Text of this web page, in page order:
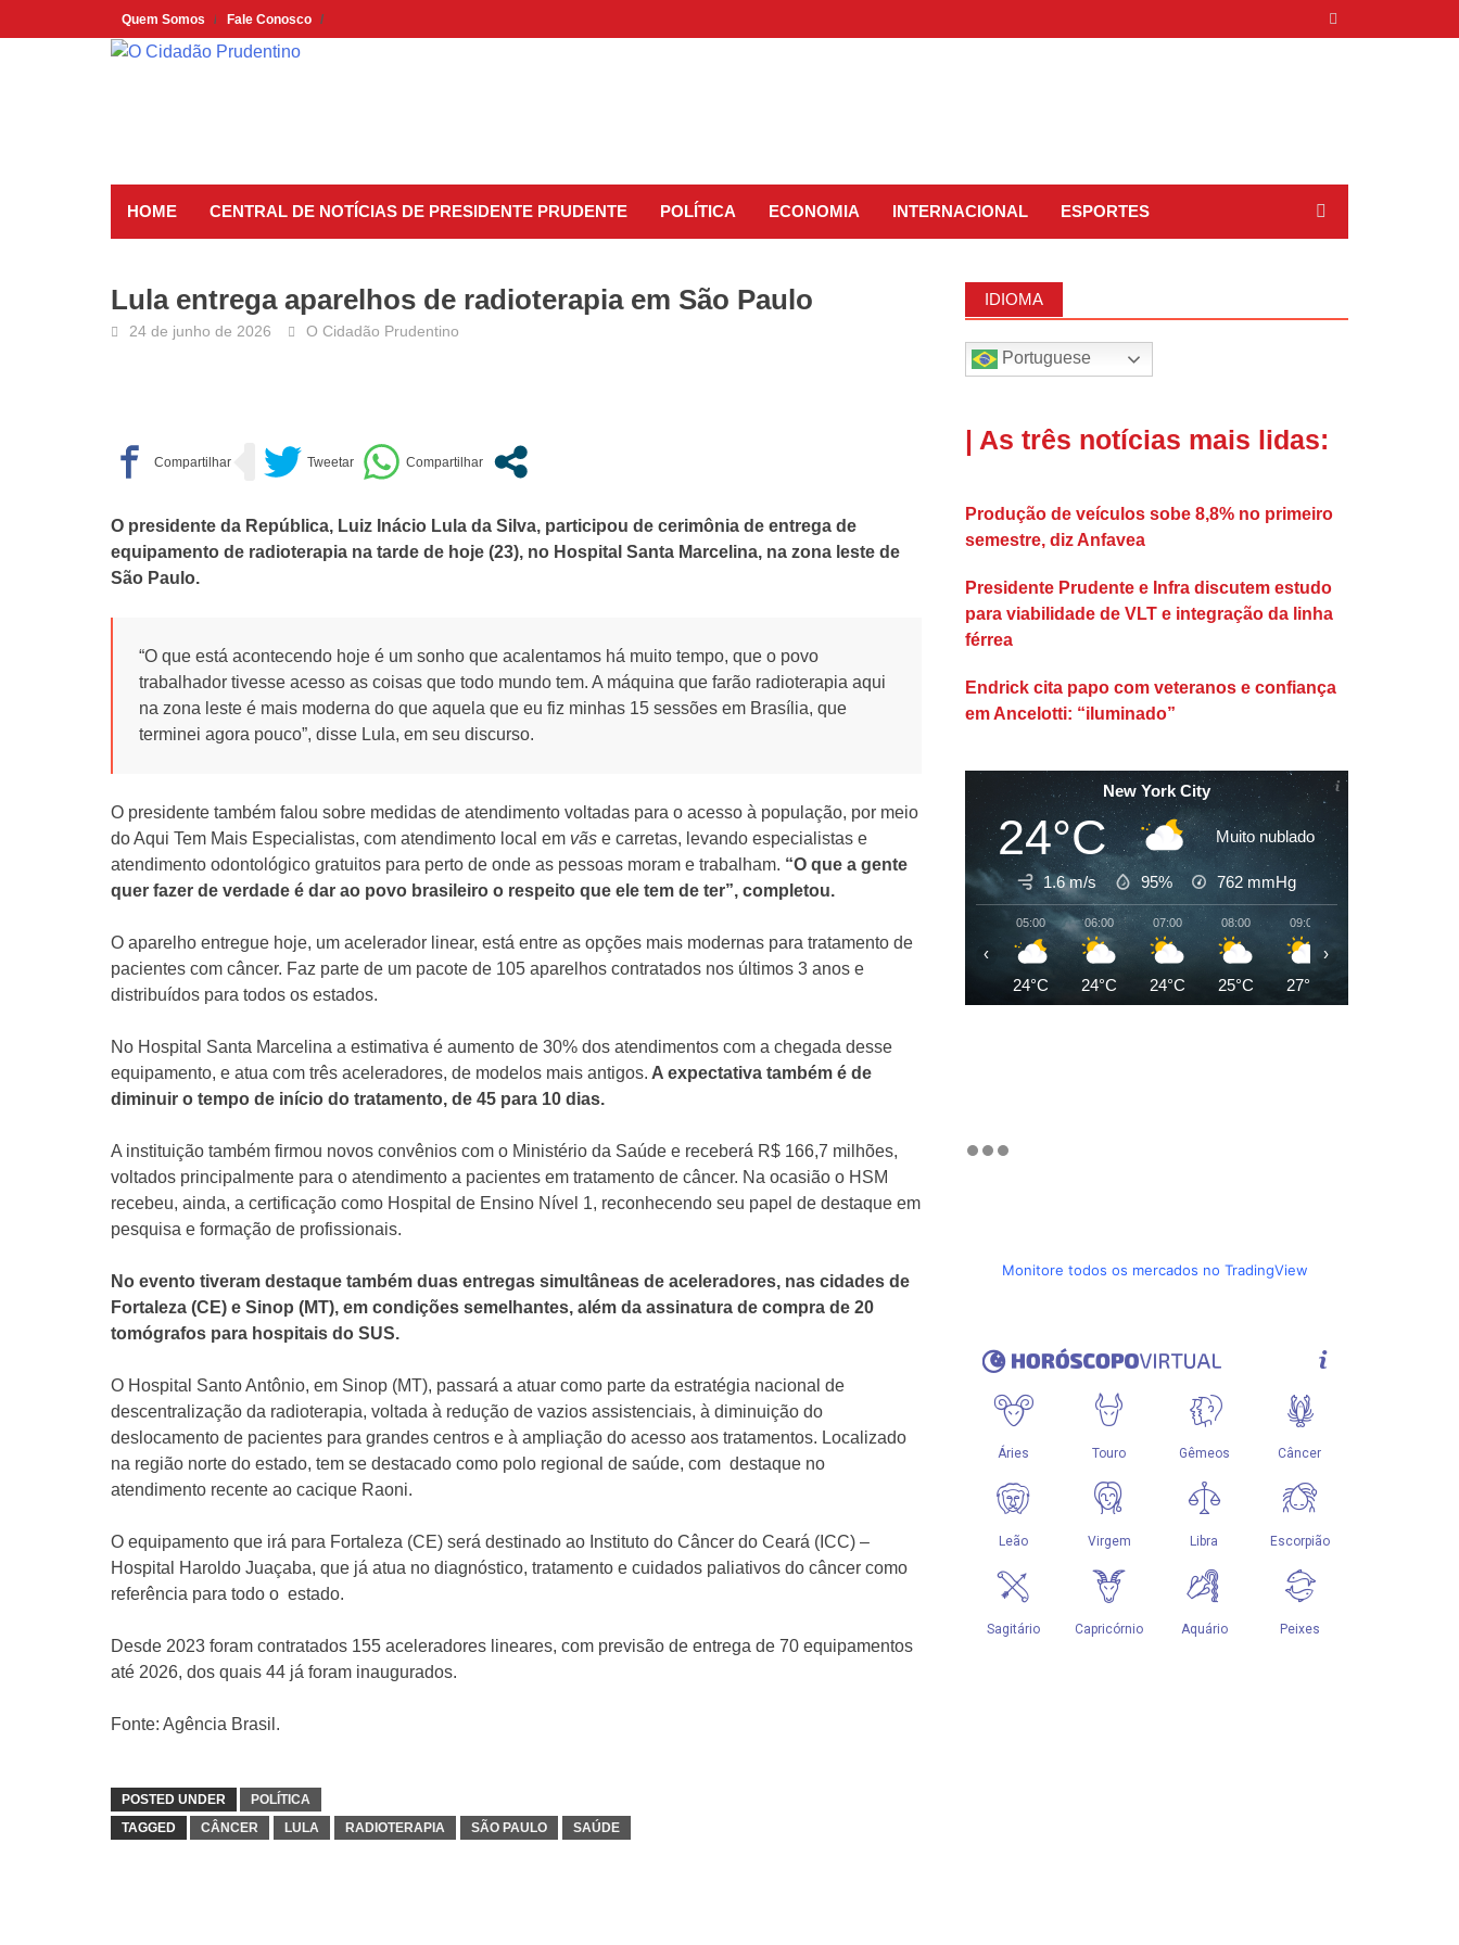
to
Quem Somos Fale Conosco
HOME CENTRAL DE NOTÍCIAS DE PRESIDENTE PRUDENTE POLÍTICA ECONOMIA INTERNACIONAL ESPORTES
Lula entrega aparelhos de radioterapia em São Paulo
24 de junho de 2026 O Cidadão Prudentino
O presidente da República, Luiz Inácio Lula da Silva, participou de cerimônia de entrega de
equipamento de radioterapia na tarde de hoje (23), no Hospital Santa Marcelina, na zona leste de
São Paulo.
“O que está acontecendo hoje é um sonho que acalentamos há muito tempo, que o povo
trabalhador tivesse acesso as coisas que todo mundo tem. A máquina que farão radioterapia aqui
na zona leste é mais moderna do que aquela que eu fiz minhas 15 sessões em Brasília, que
terminei agora pouco”, disse Lula, em seu discurso.
O presidente também falou sobre medidas de atendimento voltadas para o acesso à população, por meio
do Aqui Tem Mais Especialistas, com atendimento local em vãs e carretas, levando especialistas e
atendimento odontológico gratuitos para perto de onde as pessoas moram e trabalham. “O que a gente
quer fazer de verdade é dar ao povo brasileiro o respeito que ele tem de ter”, completou.
O aparelho entregue hoje, um acelerador linear, está entre as opções mais modernas para tratamento de
pacientes com câncer. Faz parte de um pacote de 105 aparelhos contratados nos últimos 3 anos e
distribuídos para todos os estados.
No Hospital Santa Marcelina a estimativa é aumento de 30% dos atendimentos com a chegada desse
equipamento, e atua com três aceleradores, de modelos mais antigos. A expectativa também é de
diminuir o tempo de início do tratamento, de 45 para 10 dias.
A instituição também firmou novos convênios com o Ministério da Saúde e receberá R$ 166,7 milhões,
voltados principalmente para o atendimento a pacientes em tratamento de câncer. Na ocasião o HSM
recebeu, ainda, a certificação como Hospital de Ensino Nível 1, reconhecendo seu papel de destaque em
pesquisa e formação de profissionais.
No evento tiveram destaque também duas entregas simultâneas de aceleradores, nas cidades de
Fortaleza (CE) e Sinop (MT), em condições semelhantes, além da assinatura de compra de 20
tomógrafos para hospitais do SUS.
O Hospital Santo Antônio, em Sinop (MT), passará a atuar como parte da estratégia nacional de
descentralização da radioterapia, voltada à redução de vazios assistenciais, à diminuição do
deslocamento de pacientes para grandes centros e à ampliação do acesso aos tratamentos. Localizado
na região norte do estado, tem se destacado como polo regional de saúde, com destaque no
atendimento recente ao cacique Raoni.
O equipamento que irá para Fortaleza (CE) será destinado ao Instituto do Câncer do Ceará (ICC) –
Hospital Haroldo Juaçaba, que já atua no diagnóstico, tratamento e cuidados paliativos do câncer como
referência para todo o estado.
Desde 2023 foram contratados 155 aceleradores lineares, com previsão de entrega de 70 equipamentos
até 2026, dos quais 44 já foram inaugurados.
Fonte: Agência Brasil.
POSTED UNDER
POLÍTICA
TAGGED
CÂNCER LULA RADIOTERAPIA SÃO PAULO SAÚDE
IDIOMA
Portuguese
| As três notícias mais lidas:
Produção de veículos sobe 8,8% no primeiro
semestre, diz Anfavea
Presidente Prudente e Infra discutem estudo
para viabilidade de VLT e integração da linha
férrea
Endrick cita papo com veteranos e confiança
em Ancelotti: “iluminado”
New York City
24°C Muito nublado
1.6 m/s 95% 762 mmHg
05:00
24°C
06:00
24°C
07:00
24°C
08:00
25°C
09:00
27°C
‹ ›
Monitore todos os mercados no TradingView